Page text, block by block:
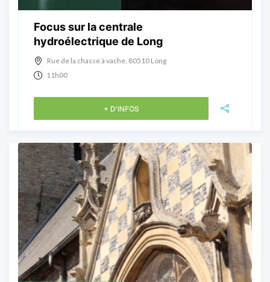
Focus sur la centrale
hydroélectrique de Long
Rue de la chasse à vache, 80510 Long
11h00
+ D'INFOS